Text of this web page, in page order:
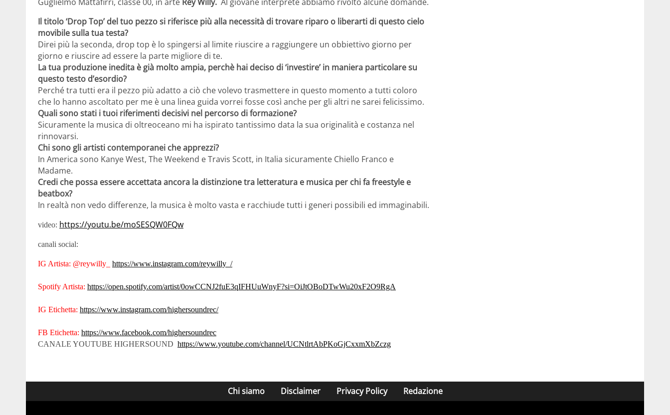
Il titolo ‘Drop Top’ del tuo pezzo si riferisce più alla necessità di trovare riparo o liberarti di questo cielo
movibile sulla tua testa?
Direi più la seconda, drop top è lo spingersi al limite riuscire a raggiungere un obbiettivo giorno per
giorno e riuscire ad essere la parte migliore di te.
La tua produzione inedita è già molto ampia, perchè hai deciso di ‘investire’ in maniera particolare su
questo testo d’esordio?
Perché tra tutti era il pezzo più adatto a ciò che volevo trasmettere in questo momento a tutti coloro
che lo hanno ascoltato per me è una linea guida vorrei fosse così anche per gli altri ne sarei felicissimo.
Quali sono stati i tuoi riferimenti decisivi nel percorso di formazione?
Sicuramente la musica di oltreoceano mi ha ispirato tantissimo data la sua originalità e costanza nel
rinnovarsi.
Chi sono gli artisti contemporanei che apprezzi?
In America sono Kanye West, The Weekend e Travis Scott, in Italia sicuramente Chiello Franco e
Madame.
Credi che possa essere accettata ancora la distinzione tra letteratura e musica per chi fa freestyle e
beatbox?
In realtà non vedo differenze, la musica è molto vasta e racchiude tutti i generi possibili ed immaginabili.
video: https://youtu.be/moSESQW0FQw
canali social:
IG Artista: @reywilly_ https://www.instagram.com/reywilly_/
Spotify Artista: https://open.spotify.com/artist/0owCCNJ2fuE3qIFHUuWnyF?si=OiJtOBoDTwWu20xF2O9RgA
IG Etichetta: https://www.instagram.com/highersoundrec/
FB Etichetta: https://www.facebook.com/highersoundrec
CANALE YOUTUBE HIGHERSOUND https://www.youtube.com/channel/UCNtlrtAbPKoGjCxxmXbZczg
Chi siamo Disclaimer Privacy Policy Redazione